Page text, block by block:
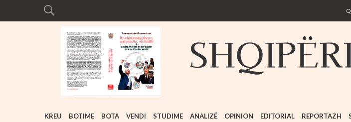
main
content
KREU BOTIME BOTA VENDI STUDIME ANALIZË OPINION EDITORIAL REPORTAZH